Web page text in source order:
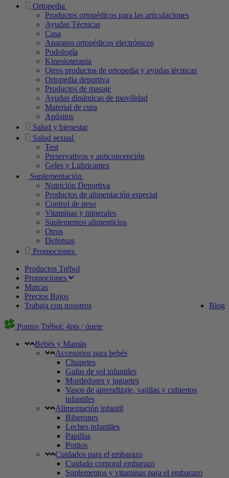
Ortopedia
Productos ortopédicos para las articulaciones
Ayudas Técnicas
Casa
Aparatos ortopédicos electrónicos
Podología
Kinesioterapia
Otros productos de ortopedia y ayudas técnicas
Ortopedia deportiva
Productos de masaje
Ayudas dinámicas de movilidad
Material de cura
Apósitos
Salud y bienestar
Salud sexual
Test
Preservativos y anticoncepción
Geles y Lubricantes
Suplementación
Nutrición Deportiva
Productos de alimentación especial
Control de peso
Vitaminas y minerales
Suplementos alimenticios
Otros
Defensas
Promociones
Productos Trébol
Promociones
Marcas
Precios Bajos
Blog
Trabaja con nosotros
Puntos Trébol: 4pts / únete
Bebés y Mamás
Accesorios para bebés
Chupetes
Gafas de sol infantiles
Mordedores y juguetes
Vasos de aprendizaje, vajillas y cubiertos
infantiles
Alimentación infantil
Biberones
Leches infantiles
Papillas
Potitos
Cuidados para el embarazo
Cuidado corporal embarazo
Suplementos y vitaminas para el embarazo